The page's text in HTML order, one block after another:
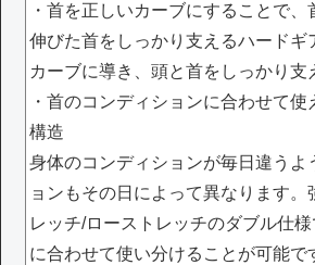
・首を正しいカーブにすることで
伸びた首をしっかり支えるハードギ
カーブに導き、頭と首をしっかり支
・首のコンディションに合わせて
構造
身体のコンディションが毎日違うよ
ョンもその日によって異なります。
レッチ/ローストレッチのダブル仕
に合わせて使い分けることが可能で